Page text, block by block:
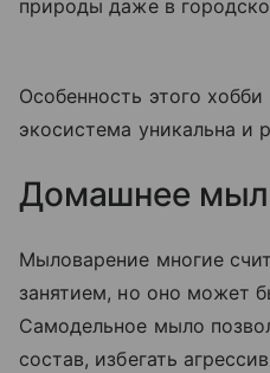
природы даже в
Особенность этого
экосистема уникальна и
Домашнее
Мыловарение многие
занятием, но оно может
Самодельное мыло
состав, избегать